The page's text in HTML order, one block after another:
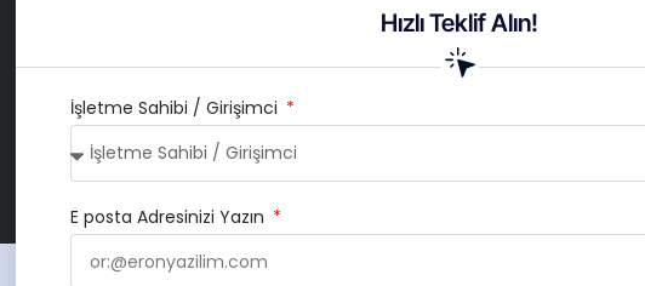
Hızlı Teklif Alın!
İşletme Sahibi / Girişimci
E posta Adresinizi Yazın